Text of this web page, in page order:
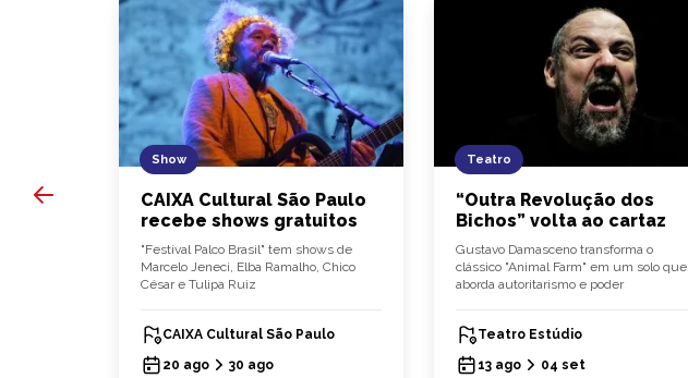
Show
CAIXA Cultural São Paulo
recebe shows gratuitos
"Festival Palco Brasil" tem shows de
Marcelo Jeneci, Elba Ramalho, Chico
César e Tulipa Ruiz
CAIXA Cultural São Paulo
20 ago
30 ago
Teatro
“Outra Revolução dos
Bichos” volta ao cartaz
Gustavo Damasceno transforma o
clássico "Animal Farm" em um solo que
aborda autoritarismo e poder
Teatro Estúdio
13 ago
04 set